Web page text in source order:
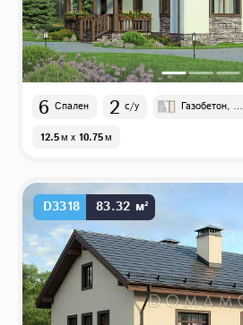
6 Спален 2 с/у
Газобетон, Бр
12.5м x 10.75м
D3318 83.32 м²